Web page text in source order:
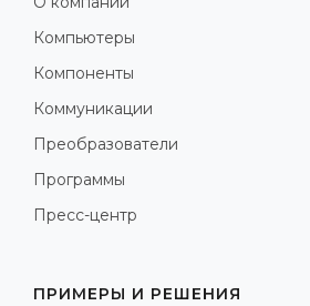
Компьютеры
Компоненты
Коммуникации
Преобразователи
Программы
Пресс-центр
ПРИМЕРЫ И РЕШЕНИЯ